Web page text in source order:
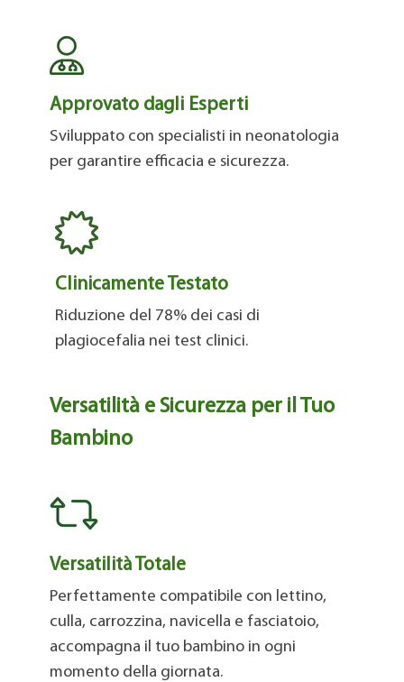
Approvato dagli Esperti
Sviluppato con specialisti in neonatologia
per garantire efficacia e sicurezza.
Clinicamente Testato
Riduzione del 78% dei casi di
plagiocefalia nei test clinici.
Versatilità e Sicurezza per il Tuo
Bambino
Versatilità Totale
Perfettamente compatibile con lettino,
culla, carrozzina, navicella e fasciatoio,
accompagna il tuo bambino in ogni
momento della giornata.